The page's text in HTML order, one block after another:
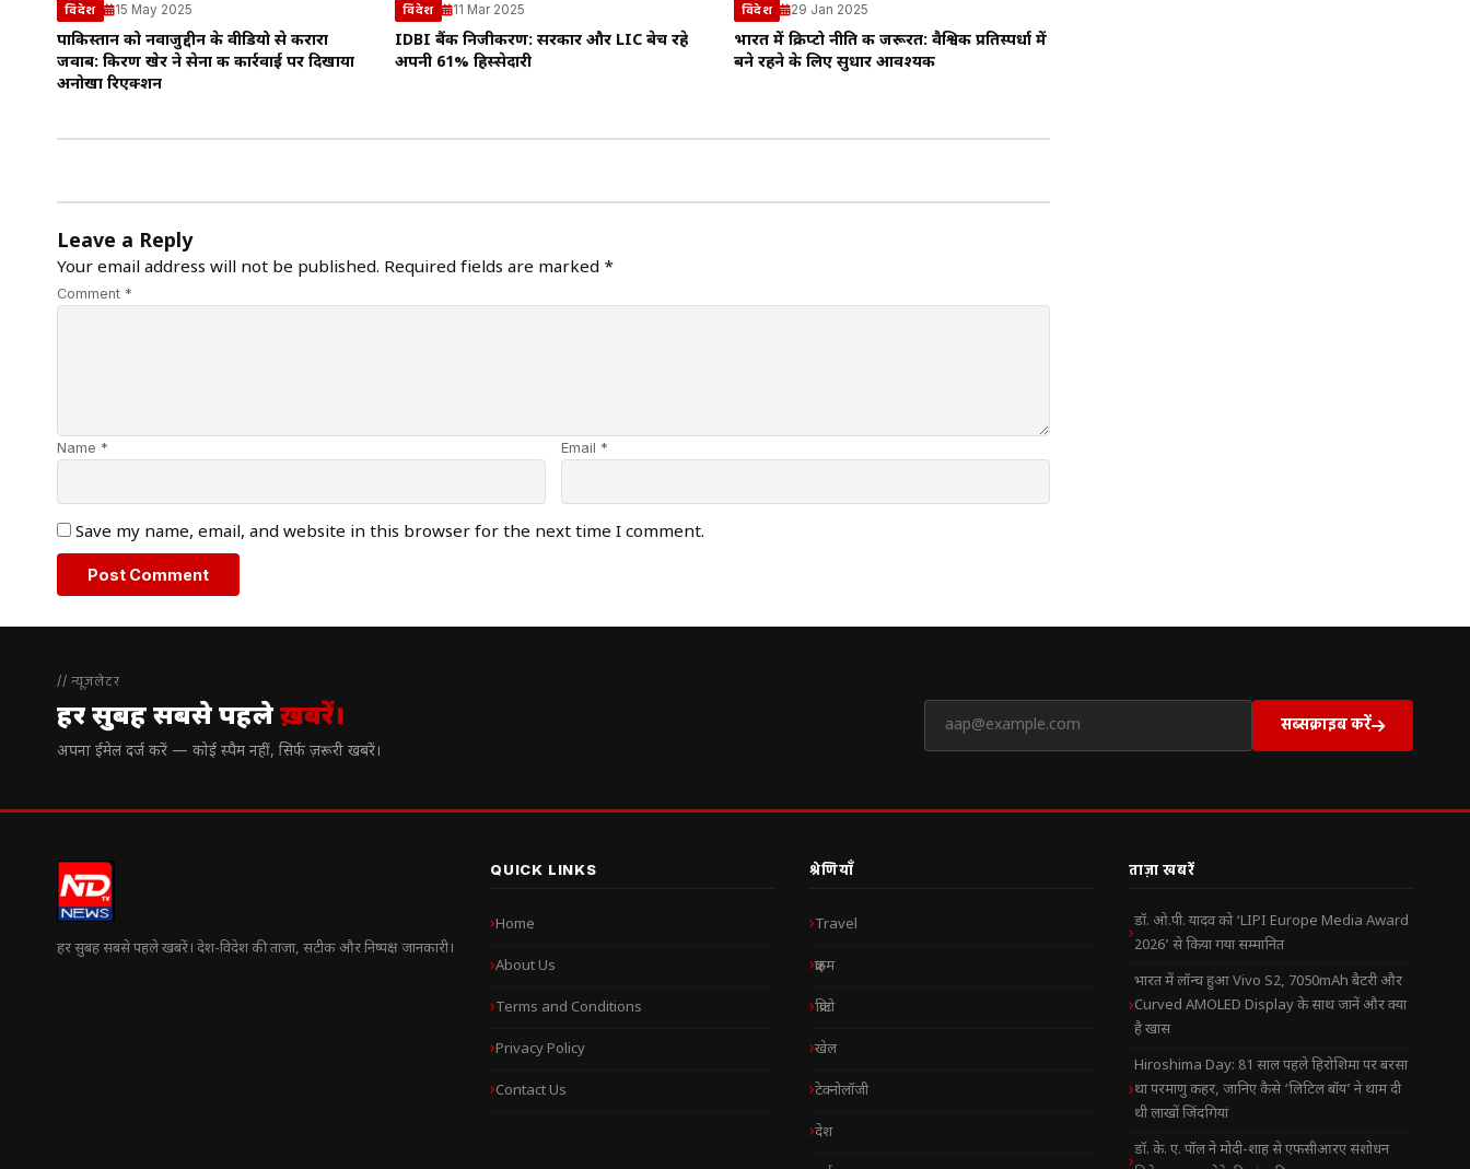
विदेश 15 May 2025
पाकिस्तान को नवाजुद्दीन के वीडियो से करारा
जवाब: किरण खेर ने सेना की कार्रवाई पर दिखाया
अनोखा रिएक्शन
विदेश 11 Mar 2025
IDBI बैंक निजीकरण: सरकार और LIC बेच रहे
अपनी 61% हिस्सेदारी
विदेश 29 Jan 2025
भारत में क्रिप्टो नीति की जरूरत: वैश्विक प्रतिस्पर्धा में
बने रहने के लिए सुधार आवश्यक
Leave a Reply
Your email address will not be published. Required fields are marked *
Comment *
Name * Email *
Save my name, email, and website in this browser for the next time I comment.
// न्यूज़लेटर
हर सुबह सबसे पहलेख़बरें।
अपना ईमेल दर्ज करें — कोई स्पैम नहीं, सिर्फ ज़रूरी खबरें।
सब्सक्राइब करें
हर सुबह सबसे पहले खबरें। देश-विदेश की ताज़ा, सटीक और निष्पक्ष जानकारी।
QUICK LINKS
Home
About Us
Terms and Conditions
Privacy Policy
Contact Us
श्रेणियाँ
Travel
क्राइम
क्रिप्टो
खेल
टेक्नोलॉजी
देश
ताज़ा खबरें
डॉ. ओ.पी. यादव को ‘LIPI Europe Media Award
2026’ से किया गया सम्मानित
भारत में लॉन्च हुआ Vivo S2, 7050mAh बैटरी और
Curved AMOLED Display के साथ जानें और क्या
है खास
Hiroshima Day: 81 साल पहले हिरोशिमा पर बरसा
था परमाणु कहर, जानिए कैसे ‘लिटिल बॉय’ ने थाम दी
थी लाखों जिंदगियां
डॉ. के. ए. पॉल ने मोदी-शाह से एफसीआरए संशोधन